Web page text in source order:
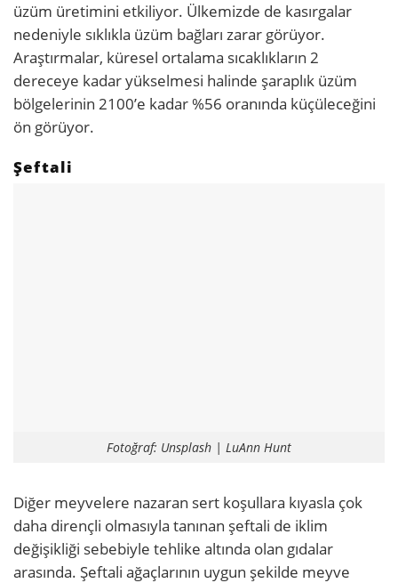
üzüm üretimini etkiliyor. Ülkemizde de kasırgalar
nedeniyle sıklıkla üzüm bağları zarar görüyor.
Araştırmalar, küresel ortalama sıcaklıkların 2
dereceye kadar yükselmesi halinde şaraplık üzüm
bölgelerinin 2100’e kadar %56 oranında küçüleceğini
ön görüyor.
Şeftali
Fotoğraf: Unsplash | LuAnn Hunt
Diğer meyvelere nazaran sert koşullara kıyasla çok
daha dirençli olmasıyla tanınan şeftali de iklim
değişikliği sebebiyle tehlike altında olan gıdalar
arasında. Şeftali ağaçlarının uygun şekilde meyve